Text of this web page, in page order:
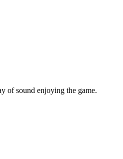
of sound enjoying the game.